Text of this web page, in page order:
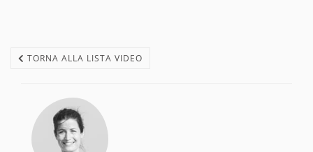
TORNA ALLA LISTA VIDEO